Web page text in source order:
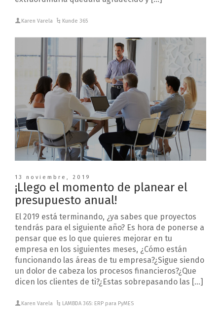
Karen Varela Kunde 365
13 noviembre, 2019
¡Llego el momento de planear el
presupuesto anual!
El 2019 está terminando, ¿ya sabes que proyectos
tendrás para el siguiente año? Es hora de ponerse a
pensar que es lo que quieres mejorar en tu
empresa en los siguientes meses, ¿Cómo están
funcionando las áreas de tu empresa?¿Sigue siendo
un dolor de cabeza los procesos financieros?¿Que
dicen los clientes de ti?¿Estas sobrepasando las […]
Karen Varela LAMBDA 365: ERP para PyMES